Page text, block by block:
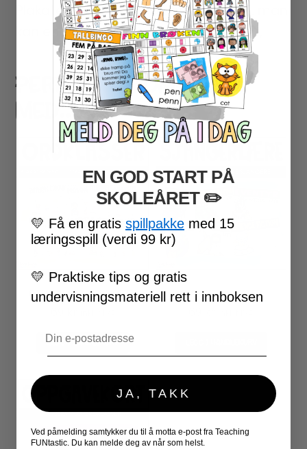
Plakatene er også redigerbare slik at man
kan endre forklaringen på hver plakat,
PERFEKT Å KOMBINERE
MED..
ORDKLASSER – PLAKATER
LEGG I HANDLEKURV
SJANGERPLAKATER
EN GOD START PÅ
SKOLEÅRET​ ✏️
💛 Få en gratis spillpakke med 15
læringsspill (verdi 99 kr)
💛 Praktiske tips og gratis
undervisningsmateriell rett i innboksen
JA, TAKK
Ved påmelding samtykker du til å motta e-post fra Teaching
FUNtastic. Du kan melde deg av når som helst.